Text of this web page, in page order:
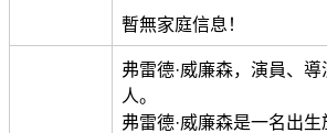
暫無家庭信息！
弗雷德·威廉森，演員、
人。
弗雷德·威廉森是一名出